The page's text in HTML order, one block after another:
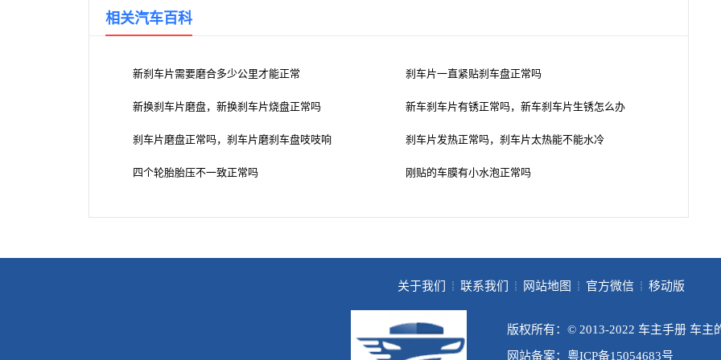
相关汽车百科
新刹车片需要磨合多少公里才能正常 刹车片一直紧贴刹车盘正常吗
新换刹车片磨盘，新换刹车片烧盘正常吗 新车刹车片有锈正常吗，新车刹车片生锈怎么办
刹车片磨盘正常吗，刹车片磨刹车盘吱吱响 刹车片发热正常吗，刹车片太热能不能水冷
四个轮胎胎压不一致正常吗 刚贴的车膜有小水泡正常吗
关于我们 ┊ 联系我们 ┊ 网站地图 ┊ 官方微信 ┊ 移动版
版权所有：© 2013-2022 车主手册 车主
网站备案：粤ICP备15054683号